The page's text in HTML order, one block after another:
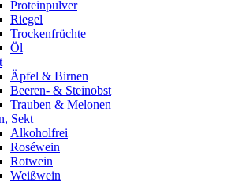
Proteinpulver
Riegel
Trockenfrüchte
Öl
Äpfel & Birnen
Beeren- & Steinobst
Trauben & Melonen
Sekt
Alkoholfrei
Roséwein
Rotwein
Weißwein